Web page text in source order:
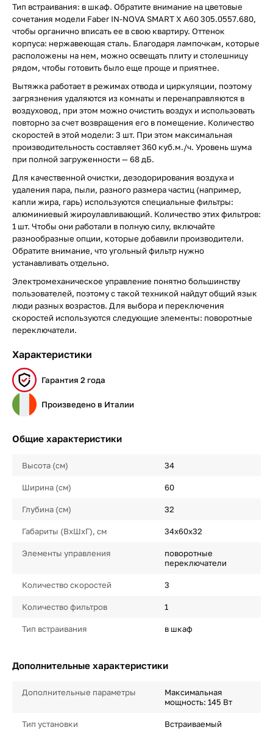
Тип встраивания: в шкаф. Обратите внимание на цветовые
сочетания модели Faber IN-NOVA SMART X A60 305.0557.680,
чтобы органично вписать ее в свою квартиру. Оттенок
корпуса: нержавеющая сталь. Благодаря лампочкам, которые
расположены на нем, можно освещать плиту и столешницу
рядом, чтобы готовить было еще проще и приятнее.
Вытяжка работает в режимах отвода и циркуляции, поэтому
загрязнения удаляются из комнаты и перенаправляются в
воздуховод, при этом можно очистить воздух и использовать
повторно за счет возвращения его в помещение. Количество
скоростей в этой модели: 3 шт. При этом максимальная
производительность составляет 360 куб.м./ч. Уровень шума
при полной загруженности — 68 дБ.
Для качественной очистки, дезодорирования воздуха и
удаления пара, пыли, разного размера частиц (например,
капли жира, гарь) используются специальные фильтры:
алюминиевый жироулавливающий. Количество этих фильтров:
1 шт. Чтобы они работали в полную силу, включайте
разнообразные опции, которые добавили производители.
Обратите внимание, что угольный фильтр нужно
устанавливать отдельно.
Электромеханическое управление понятно большинству
пользователей, поэтому с такой техникой найдут общий язык
люди разных возрастов. Для выбора и переключения
скоростей используются следующие элементы: поворотные
переключатели.
Характеристики
Гарантия 2 года
Произведено в Италии
Общие характеристики
Высота (см) 34
Ширина (см) 60
Глубина (см) 32
Габариты (ВхШхГ), см 34x60x32
Элементы управления
поворотные
переключатели
Количество скоростей 3
Количество фильтров 1
Тип встраивания в шкаф
Дополнительные характеристики
Дополнительные параметры
Максимальная
мощность: 145 Вт
Тип установки Встраиваемый